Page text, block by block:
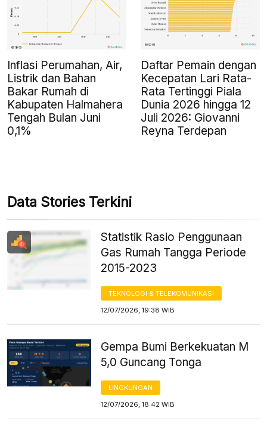
Inflasi Perumahan, Air,
Listrik dan Bahan
Bakar Rumah di
Kabupaten Halmahera
Tengah Bulan Juni
0,1%
Daftar Pemain dengan
Kecepatan Lari Rata-
Rata Tertinggi Piala
Dunia 2026 hingga 12
Juli 2026: Giovanni
Reyna Terdepan
Data Stories Terkini
Statistik Rasio Penggunaan
Gas Rumah Tangga Periode
2015-2023
TEKNOLOGI & TELEKOMUNIKASI
12/07/2026, 19:38 WIB
Gempa Bumi Berkekuatan M
5,0 Guncang Tonga
LINGKUNGAN
12/07/2026, 18:42 WIB